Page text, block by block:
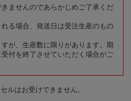
ませんのであらかじめご了承くだ
る場合、発送日は受注生産のもの
が、生産数に限りがあります。期
付を終了させていただく場合がご
ルはお受けできません。